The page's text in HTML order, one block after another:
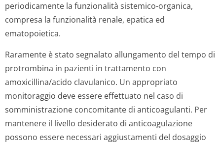
periodicamente la funzionalità sistemico-organica,
compresa la funzionalità renale, epatica ed
ematopoietica.
Raramente è stato segnalato allungamento del tempo di
protrombina in pazienti in trattamento con
amoxicillina/acido clavulanico. Un appropriato
monitoraggio deve essere effettuato nel caso di
somministrazione concomitante di anticoagulanti. Per
mantenere il livello desiderato di anticoagulazione
possono essere necessari aggiustamenti del dosaggio